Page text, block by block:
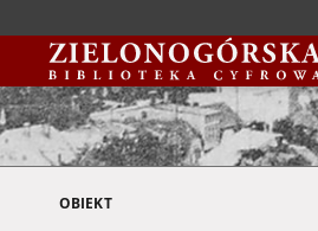
OBIEKT